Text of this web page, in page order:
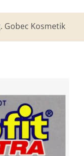
Gobec Kosmetik